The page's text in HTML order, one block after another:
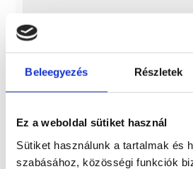
Beleegyezés Részletek
Ez a weboldal sütiket használ
Sütiket használunk a tartalmak és
szabásához, közösségi funkciók
Méretek
Az ár nem tartalmazza a szállítási
2.500 euro + ÁFA, 7 méter fölött
szállítási díj
weboldalon találhatja meg: